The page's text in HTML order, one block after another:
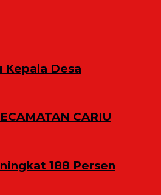
Kepala Desa
CARIU
188 Persen